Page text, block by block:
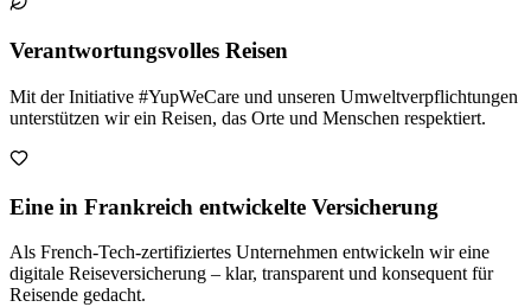
Verantwortungsvolles Reisen
Mit der Initiative #YupWeCare und unseren Umweltverpflichtungen
unterstützen wir ein Reisen, das Orte und Menschen respektiert.
Eine in Frankreich entwickelte Versicherung
Als French-Tech-zertifiziertes Unternehmen entwickeln wir eine
digitale Reiseversicherung – klar, transparent und konsequent für
Reisende gedacht.